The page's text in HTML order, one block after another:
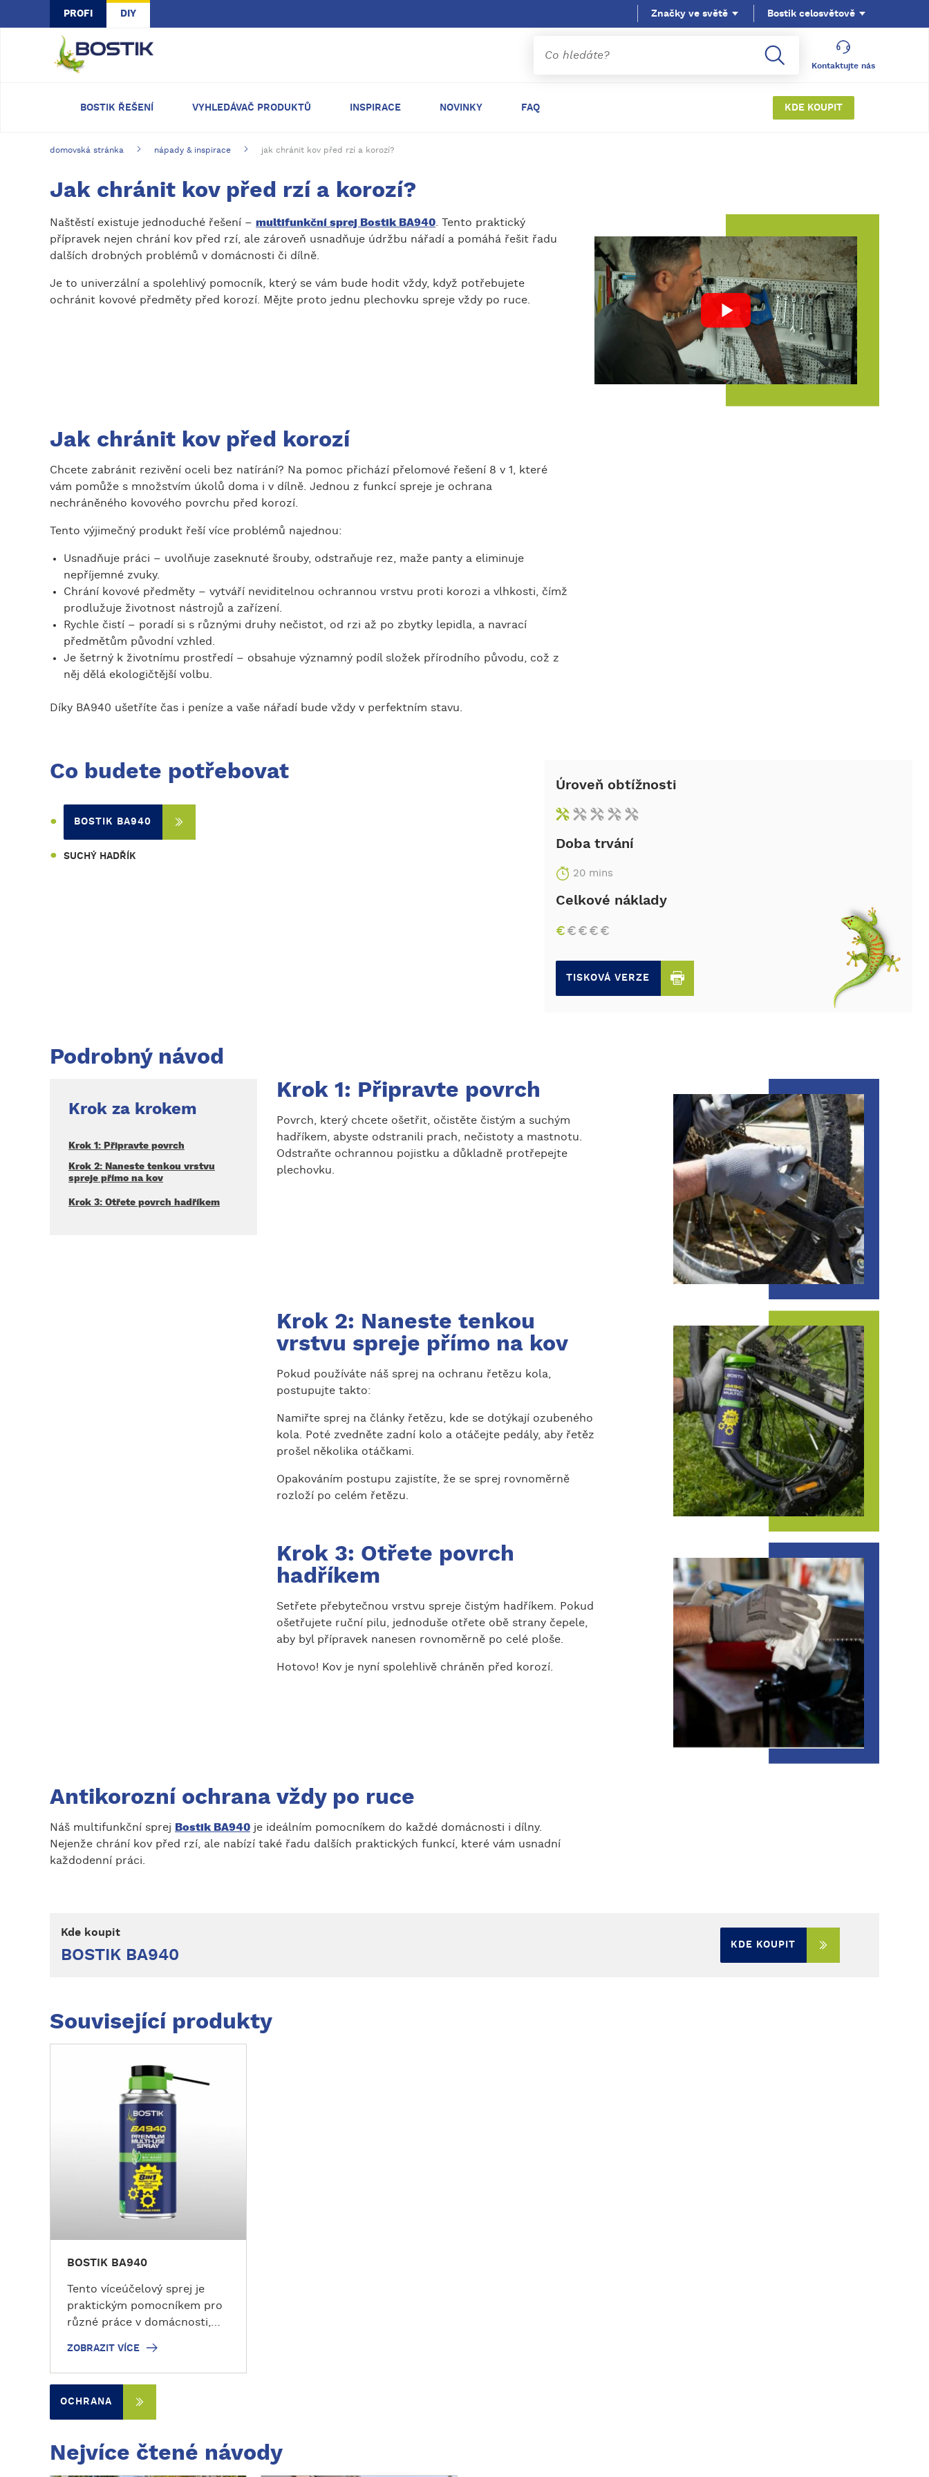
Skip to main content
PROFI DIY
Kontaktujte nás
Bostik celosvětově
BOSTIK ŘEŠENÍ VYHLEDÁVAČ PRODUKTŮ INSPIRACE NOVINKY FAQ KDE KOUPIT
Značky ve světě
domovská stránka nápady & inspirace jak chránit kov před rzí a korozí?
Jak chránit kov před rzí a korozí?
Naštěstí existuje jednoduché řešení – multifunkční sprej Bostik BA940 . Tento praktický
přípravek nejen chrání kov před rzí, ale zároveň usnadňuje údržbu nářadí a pomáhá řešit řadu
dalších drobných problémů v domácnosti či dílně.
Je to univerzální a spolehlivý pomocník, který se vám bude hodit vždy, když potřebujete
ochránit kovové předměty před korozí. Mějte proto jednu plechovku spreje vždy po ruce.
Jak chránit kov před korozí
Chcete zabránit rezivění oceli bez natírání? Na pomoc přichází přelomové řešení 8 v 1, které
vám pomůže s množstvím úkolů doma i v dílně. Jednou z funkcí spreje je ochrana
nechráněného kovového povrchu před korozí.
Tento výjimečný produkt řeší více problémů najednou:
Usnadňuje práci – uvolňuje zaseknuté šrouby, odstraňuje rez, maže panty a eliminuje
nepříjemné zvuky.
Chrání kovové předměty – vytváří neviditelnou ochrannou vrstvu proti korozi a vlhkosti, čímž
prodlužuje životnost nástrojů a zařízení.
Rychle čistí – poradí si s různými druhy nečistot, od rzi až po zbytky lepidla, a navrací
předmětům původní vzhled.
Je šetrný k životnímu prostředí – obsahuje významný podíl složek přírodního původu, což z
něj dělá ekologičtější volbu.
Díky BA940 ušetříte čas i peníze a vaše nářadí bude vždy v perfektním stavu.
Co budete potřebovat
BOSTIK BA940
SUCHÝ HADŘÍK
Úroveň obtížnosti
Doba trvání
20 mins
Celkové náklady
€ € € € €
TISKOVÁ VERZE
Podrobný návod
Krok za krokem
Krok 1: Připravte povrch
Krok 2: Naneste tenkou vrstvu
spreje přímo na kov
Krok 3: Otřete povrch hadříkem
Krok 1: Připravte povrch
Povrch, který chcete ošetřit, očistěte čistým a suchým
hadříkem, abyste odstranili prach, nečistoty a mastnotu.
Odstraňte ochrannou pojistku a důkladně protřepejte
plechovku.
Krok 2: Naneste tenkou
vrstvu spreje přímo na kov
Pokud používáte náš sprej na ochranu řetězu kola,
postupujte takto:
Namiřte sprej na články řetězu, kde se dotýkají ozubeného
kola. Poté zvedněte zadní kolo a otáčejte pedály, aby řetěz
prošel několika otáčkami.
Opakováním postupu zajistíte, že se sprej rovnoměrně
rozloží po celém řetězu.
Krok 3: Otřete povrch
hadříkem
Setřete přebytečnou vrstvu spreje čistým hadříkem. Pokud
ošetřujete ruční pilu, jednoduše otřete obě strany čepele,
aby byl přípravek nanesen rovnoměrně po celé ploše.
Hotovo! Kov je nyní spolehlivě chráněn před korozí.
Antikorozní ochrana vždy po ruce
Náš multifunkční sprej Bostik BA940 je ideálním pomocníkem do každé domácnosti i dílny.
Nejenže chrání kov před rzí, ale nabízí také řadu dalších praktických funkcí, které vám usnadní
každodenní práci.
Kde koupit
BOSTIK BA940
KDE KOUPIT
Související produkty
BOSTIK BA940
Tento víceúčelový sprej je
praktickým pomocníkem pro
různé práce v domácnosti,
ochranu, údržbu a čištění aut,
kol, nábytku, nářadí,
spotřebičů, mechanismů,
materiálů a dalších součástí.
Zvládne ale mnohem víc!
automobilovém průmyslu,
ZOBRAZIT VÍCE
OCHRANA
Nejvíce čtené návody